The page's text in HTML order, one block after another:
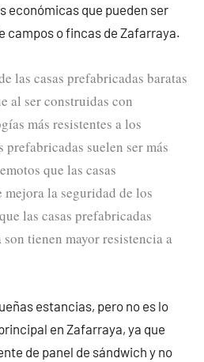
económicas que pueden ser
campos o fincas de Zafarraya.
las casas prefabricadas baratas
al ser construidas con
más resistentes a los
prefabricadas suelen ser más
que las casas
la seguridad de los
las casas prefabricadas
son tienen mayor resistencia a
estancias, pero no es lo
en Zafarraya, ya que
de panel de sándwich y no